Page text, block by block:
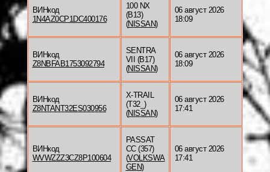
ВИНкод
1N4AZ0CP1DC400176
100 NX
(B13)
(NISSAN)
06 август 2026
18:09
ВИНкод
Z8NBFAB1753092794
SENTRA
VII (B17)
(NISSAN)
06 август 2026
18:09
ВИНкод
Z8NTANT32ES030956
X-TRAIL
(T32_)
(NISSAN)
06 август 2026
17:41
ВИНкод
WVWZZZ3CZ8P100604
PASSAT
CC (357)
(VOLKSWA
GEN)
06 август 2026
17:41